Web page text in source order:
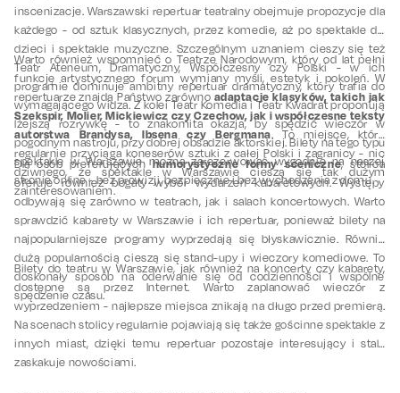
inscenizacje. Warszawski repertuar teatralny obejmuje propozycje dla
każdego - od sztuk klasycznych, przez komedie, aż po spektakle dla
dzieci i spektakle muzyczne. Szczególnym uznaniem cieszy się też
Teatr Ateneum, Dramatyczny, Współczesny czy Polski - w ich
programie dominuje ambitny repertuar dramatyczny, który trafia do
wymagającego widza. Z kolei Teatr Komedia i Teatr Kwadrat proponują
lżejszą rozrywkę - to znakomita okazja, by spędzić wieczór w
pogodnym nastroju, przy dobrej obsadzie aktorskiej. Bilety na tego typu
spektakle w Warszawie można zarezerwować wygodnie na naszej
stronie online - bez prowizji, bezpiecznie i bez wychodzenia z domu.
Warto również wspomnieć o Teatrze Narodowym, który od lat pełni
funkcję artystycznego forum wymiany myśli, estetyk i pokoleń. W
repertuarze znajdą Państwo zarówno adaptacje klasyków, takich jak
Szekspir, Molier, Mickiewicz czy Czechow, jak i współczesne teksty
autorstwa Brandysa, Ibsena czy Bergmana. To miejsce, które
regularnie przyciąga koneserów sztuki z całej Polski i zagranicy - nic
dziwnego, że spektakle w Warszawie cieszą się tak dużym
zainteresowaniem.
Dla osób preferującychhumorystyczne formy sceniczne, stolica
oferuje również bogaty wybór wydarzeń kabaretowych. Występy
odbywają się zarówno w teatrach, jak i salach koncertowych. Warto
sprawdzić kabarety w Warszawie i ich repertuar, ponieważ bilety na
najpopularniejsze programy wyprzedają się błyskawicznie. Równie
dużą popularnością cieszą się stand-upy i wieczory komediowe. To
doskonały sposób na oderwanie się od codzienności i wspólne
spędzenie czasu.
Bilety do teatru w Warszawie, jak również na koncerty czy kabarety,
dostępne są przez Internet. Warto zaplanować wieczór z
wyprzedzeniem - najlepsze miejsca znikają na długo przed premierą.
Na scenach stolicy regularnie pojawiają się także gościnne spektakle z
innych miast, dzięki temu repertuar pozostaje interesujący i stale
zaskakuje nowościami.